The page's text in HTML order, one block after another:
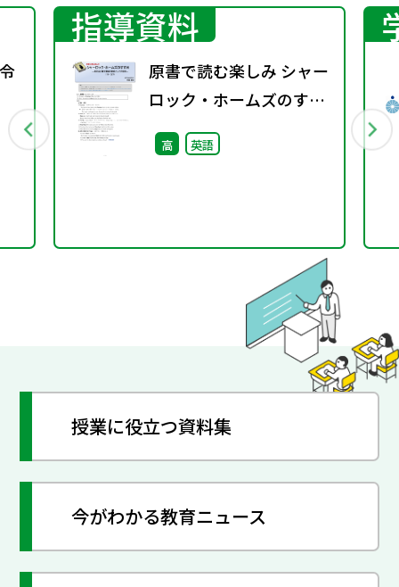
指導資料
原書で読む楽しみ シャー
ロック・ホームズのすす
め（11－137）―英文法
と構文理解の教材として
高 英語
授業に役立つ資料集
今がわかる教育ニュース